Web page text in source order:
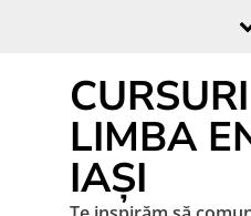
LIMBA
IAȘI